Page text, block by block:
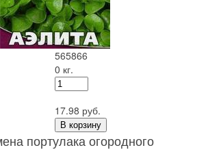
565866
0 кг.
17.98 руб.
В корзину
портулака огородного